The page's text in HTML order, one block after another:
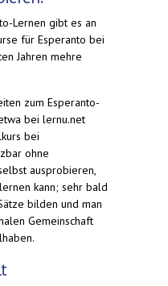
Lernen gibt es an
für Esperanto bei
Jahren mehre
zum Esperanto-
bei lernu.net
bei
ohne
ausprobieren,
kann; sehr bald
bilden und man
Gemeinschaft